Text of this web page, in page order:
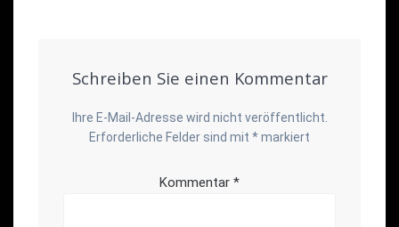
Schreiben Sie einen Kommentar
Ihre E-Mail-Adresse wird nicht veröffentlicht.
Erforderliche Felder sind mit *markiert
Kommentar *